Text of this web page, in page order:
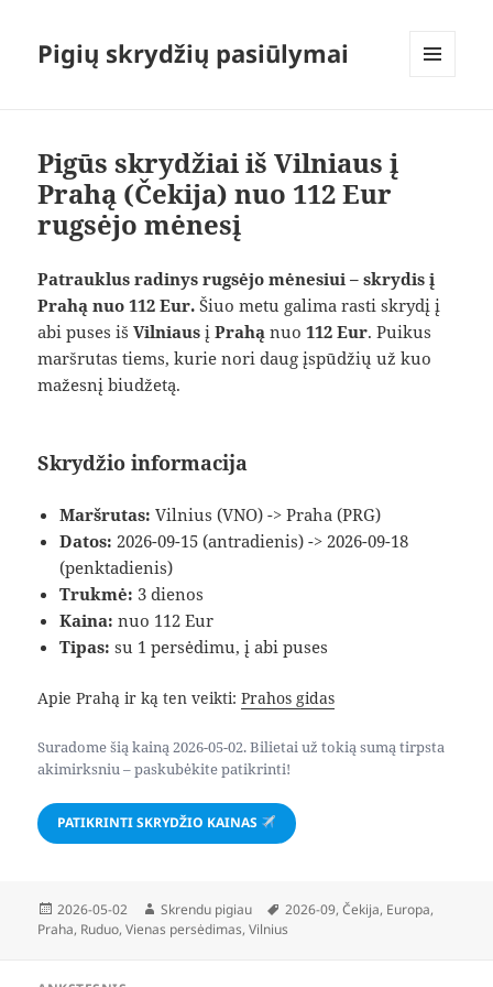
Pigių skrydžių pasiūlymai
Pigūs skrydžiai iš Vilniaus į
Prahą (Čekija) nuo 112 Eur
rugsėjo mėnesį
Patrauklus radinys rugsėjo mėnesiui – skrydis į
Prahą nuo 112 Eur. Šiuo metu galima rasti skrydį į
abi puses išVilniaus įPrahą nuo112 Eur. Puikus
maršrutas tiems, kurie nori daug įspūdžių už kuo
mažesnį biudžetą.
Skrydžio informacija
Maršrutas: Vilnius (VNO) -> Praha (PRG)
Datos: 2026-09-15 (antradienis) -> 2026-09-18
(penktadienis)
Trukmė: 3 dienos
Kaina: nuo 112 Eur
Tipas: su 1 persėdimu, į abi puses
Apie Prahą ir ką ten veikti:Prahos gidas
Suradome šią kainą 2026-05-02. Bilietai už tokią sumą tirpsta
akimirksniu – paskubėkite patikrinti!
PATIKRINTI SKRYDŽIO KAINAS
Paskelbta
2026-05-02 Autorius
Skrendu pigiau Žymos
2026-09,Čekija, Europa,
Praha, Ruduo,Vienas persėdimas,Vilnius